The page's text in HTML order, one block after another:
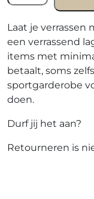
Fittastic
Surprise
Box
Laat je
een verrassend
items met
betaalt, soms
sportgarderobe
doen.
Durf jij het aan?
Retourneren is